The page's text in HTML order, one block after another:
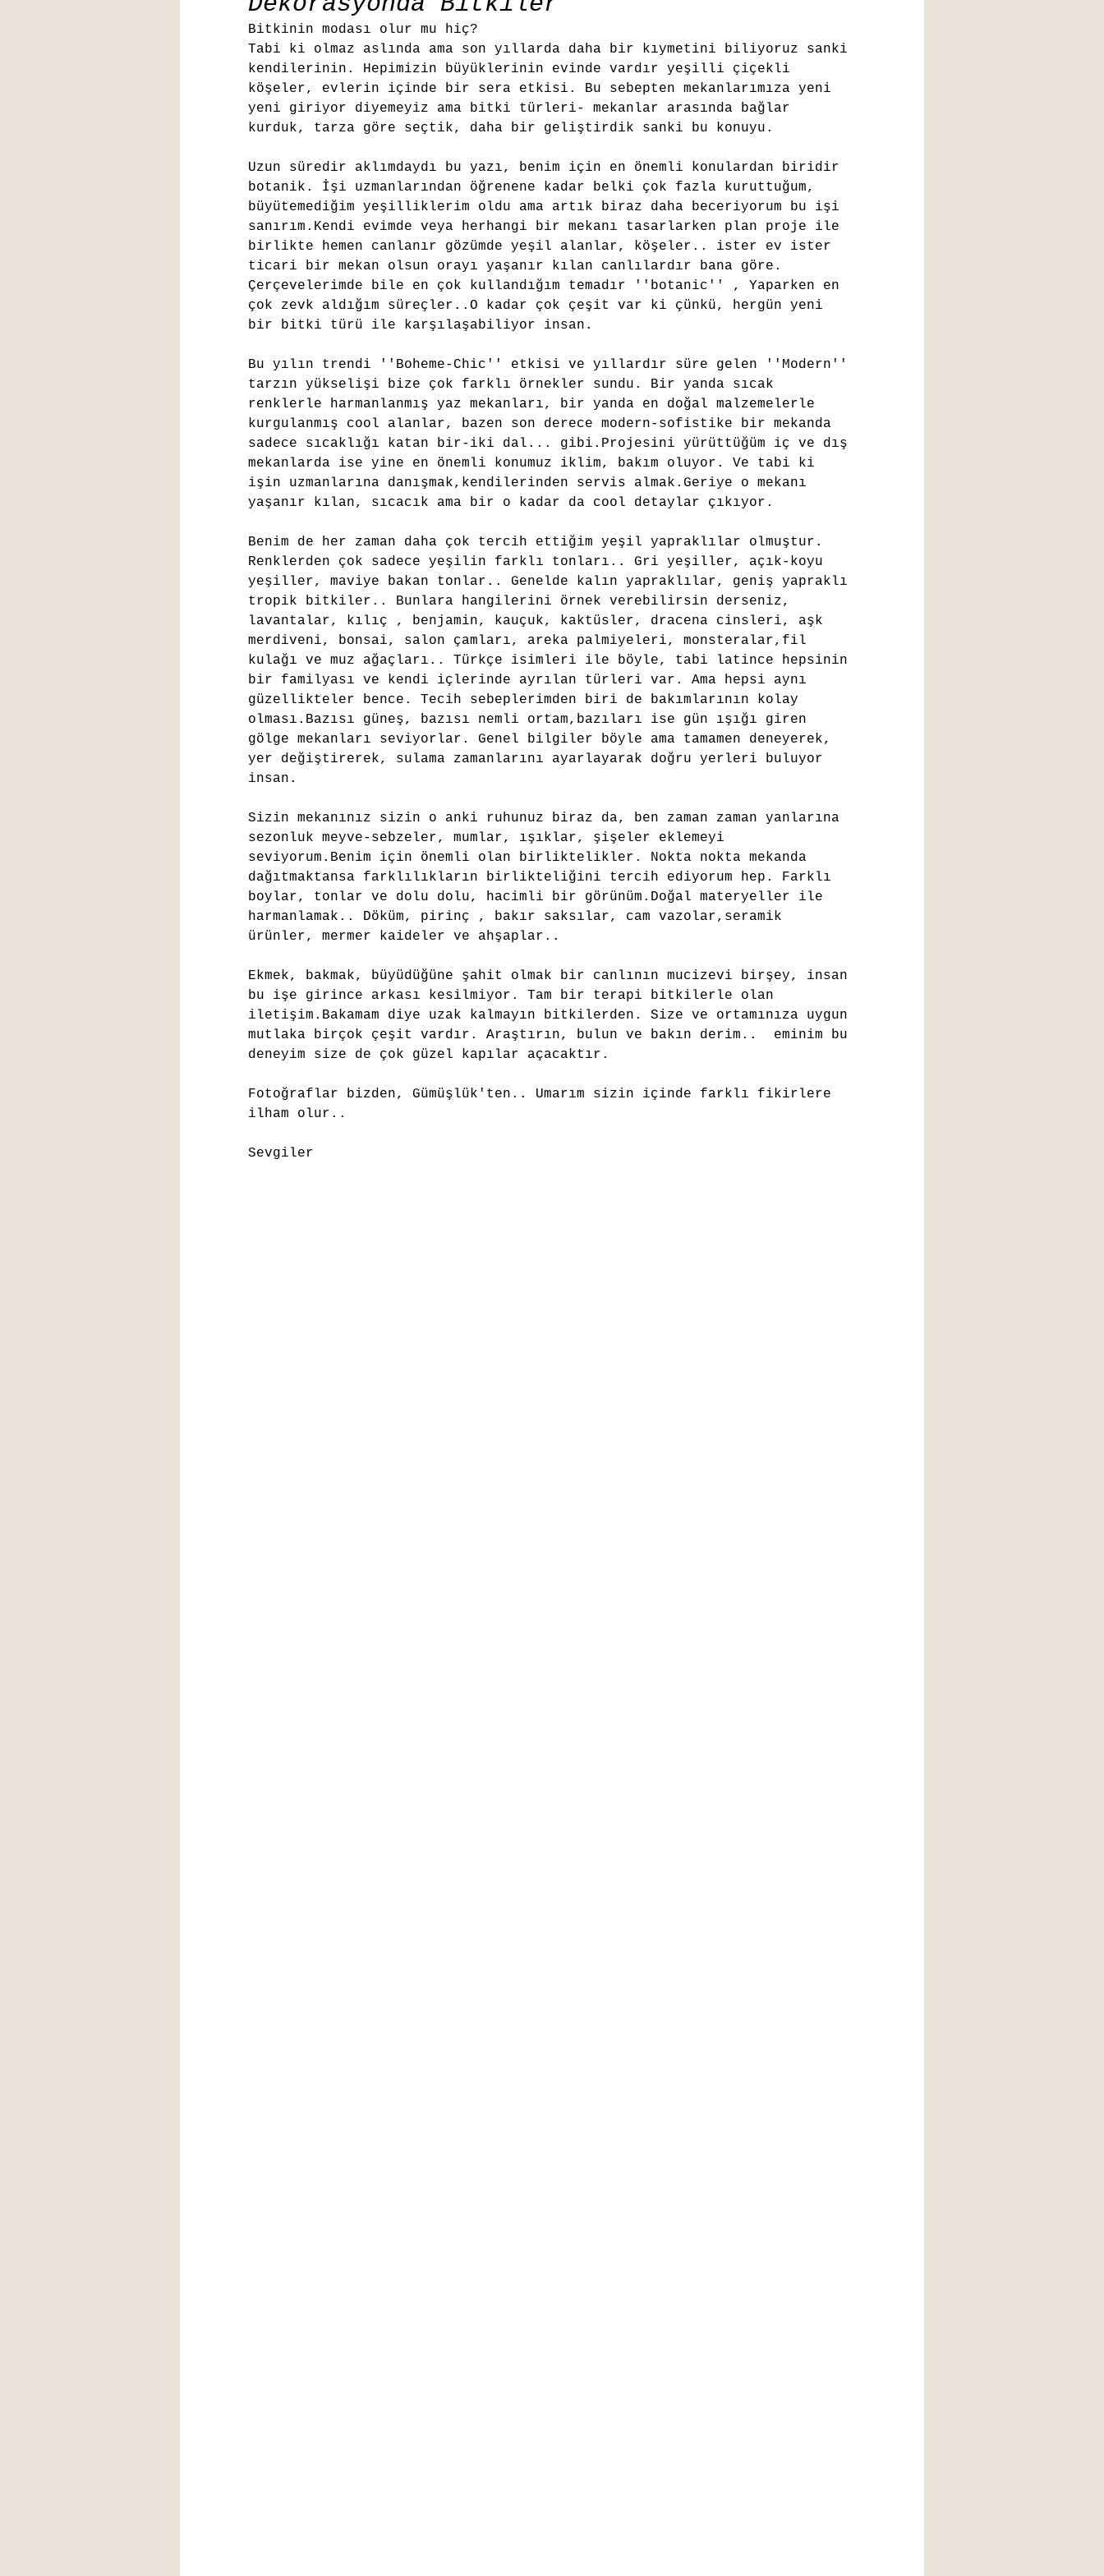
Bitkinin modası olur mu hiç?
Tabi ki olmaz aslında ama son yıllarda daha bir kıymetini biliyoruz sanki
kendilerinin. Hepimizin büyüklerinin evinde vardır yeşilli çiçekli
köşeler, evlerin içinde bir sera etkisi. Bu sebepten mekanlarımıza yeni
yeni giriyor diyemeyiz ama bitki türleri- mekanlar arasında bağlar
kurduk, tarza göre seçtik, daha bir geliştirdik sanki bu konuyu.
Uzun süredir aklımdaydı bu yazı, benim için en önemli konulardan biridir
botanik. İşi uzmanlarından öğrenene kadar belki çok fazla kuruttuğum,
büyütemediğim yeşilliklerim oldu ama artık biraz daha beceriyorum bu işi
sanırım.Kendi evimde veya herhangi bir mekanı tasarlarken plan proje ile
birlikte hemen canlanır gözümde yeşil alanlar, köşeler.. ister ev ister
ticari bir mekan olsun orayı yaşanır kılan canlılardır bana göre.
Çerçevelerimde bile en çok kullandığım temadır ''botanic'' , Yaparken en
çok zevk aldığım süreçler..O kadar çok çeşit var ki çünkü, hergün yeni
bir bitki türü ile karşılaşabiliyor insan.
Bu yılın trendi ''Boheme-Chic'' etkisi ve yıllardır süre gelen ''Modern''
tarzın yükselişi bize çok farklı örnekler sundu. Bir yanda sıcak
renklerle harmanlanmış yaz mekanları, bir yanda en doğal malzemelerle
kurgulanmış cool alanlar, bazen son derece modern-sofistike bir mekanda
sadece sıcaklığı katan bir-iki dal... gibi.Projesini yürüttüğüm iç ve dış
mekanlarda ise yine en önemli konumuz iklim, bakım oluyor. Ve tabi ki
işin uzmanlarına danışmak,kendilerinden servis almak.Geriye o mekanı
yaşanır kılan, sıcacık ama bir o kadar da cool detaylar çıkıyor.
Benim de her zaman daha çok tercih ettiğim yeşil yapraklılar olmuştur.
Renklerden çok sadece yeşilin farklı tonları.. Gri yeşiller, açık-koyu
yeşiller, maviye bakan tonlar.. Genelde kalın yapraklılar, geniş yapraklı
tropik bitkiler.. Bunlara hangilerini örnek verebilirsin derseniz,
lavantalar, kılıç , benjamin, kauçuk, kaktüsler, dracena cinsleri, aşk
merdiveni, bonsai, salon çamları, areka palmiyeleri, monsteralar,fil
kulağı ve muz ağaçları.. Türkçe isimleri ile böyle, tabi latince hepsinin
bir familyası ve kendi içlerinde ayrılan türleri var. Ama hepsi aynı
güzellikteler bence. Tecih sebeplerimden biri de bakımlarının kolay
olması.Bazısı güneş, bazısı nemli ortam,bazıları ise gün ışığı giren
gölge mekanları seviyorlar. Genel bilgiler böyle ama tamamen deneyerek,
yer değiştirerek, sulama zamanlarını ayarlayarak doğru yerleri buluyor
insan.
Sizin mekanınız sizin o anki ruhunuz biraz da, ben zaman zaman yanlarına
sezonluk meyve-sebzeler, mumlar, ışıklar, şişeler eklemeyi
seviyorum.Benim için önemli olan birliktelikler. Nokta nokta mekanda
dağıtmaktansa farklılıkların birlikteliğini tercih ediyorum hep. Farklı
boylar, tonlar ve dolu dolu, hacimli bir görünüm.Doğal materyeller ile
harmanlamak.. Döküm, pirinç , bakır saksılar, cam vazolar,seramik
ürünler, mermer kaideler ve ahşaplar..
Ekmek, bakmak, büyüdüğüne şahit olmak bir canlının mucizevi birşey, insan
bu işe girince arkası kesilmiyor. Tam bir terapi bitkilerle olan
iletişim.Bakamam diye uzak kalmayın bitkilerden. Size ve ortamınıza uygun
mutlaka birçok çeşit vardır. Araştırın, bulun ve bakın derim..  eminim bu
deneyim size de çok güzel kapılar açacaktır.
Fotoğraflar bizden, Gümüşlük'ten.. Umarım sizin içinde farklı fikirlere
ilham olur..
Sevgiler